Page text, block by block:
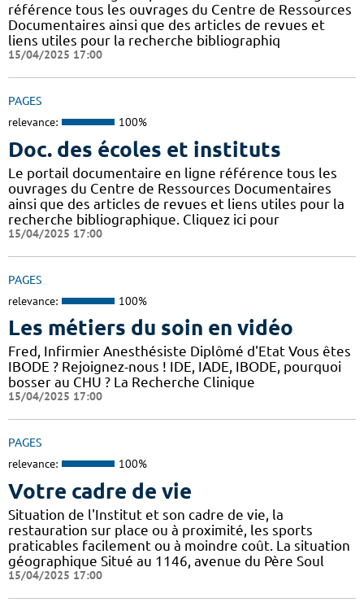
référence tous les ouvrages du Centre de Ressources
Documentaires ainsi que des articles de revues et
liens utiles pour la recherche bibliographiq
15/04/2025 17:00
PAGES
relevance: 100%
Doc. des écoles et instituts
Le portail documentaire en ligne référence tous les
ouvrages du Centre de Ressources Documentaires
ainsi que des articles de revues et liens utiles pour la
recherche bibliographique. Cliquez ici pour
15/04/2025 17:00
PAGES
relevance: 100%
Les métiers du soin en vidéo
Fred, Infirmier Anesthésiste Diplômé d'Etat Vous êtes
IBODE ? Rejoignez-nous ! IDE, IADE, IBODE, pourquoi
bosser au CHU ? La Recherche Clinique
15/04/2025 17:00
PAGES
relevance: 100%
Votre cadre de vie
Situation de l'Institut et son cadre de vie, la
restauration sur place ou à proximité, les sports
praticables facilement ou à moindre coût. La situation
géographique Situé au 1146, avenue du Père Soul
15/04/2025 17:00